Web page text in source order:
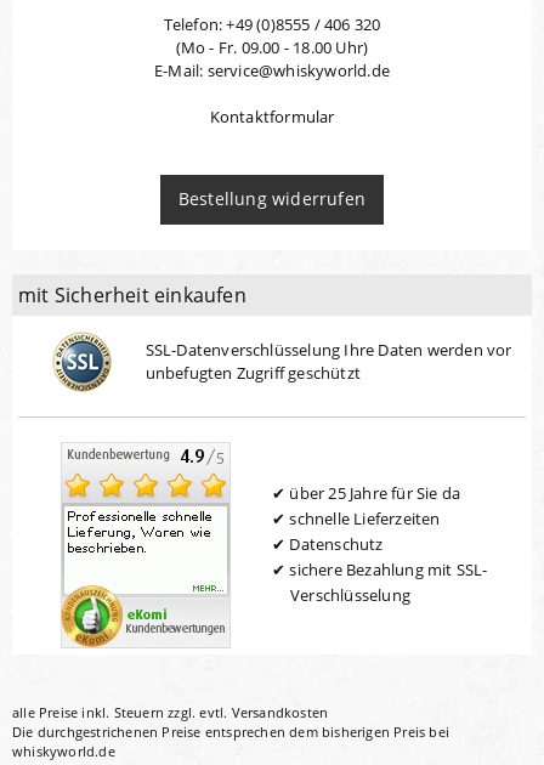
Telefon: +49 (0)8555 / 406 320
(Mo - Fr. 09.00 - 18.00 Uhr)
E-Mail: service@whiskyworld.de
Kontaktformular
Bestellung widerrufen
mit Sicherheit einkaufen
SSL-Datenverschlüsselung Ihre Daten werden vor
unbefugten Zugriff geschützt
über 25 Jahre für Sie da
schnelle Lieferzeiten
Datenschutz
sichere Bezahlung mit SSL-
Verschlüsselung
alle Preise inkl. Steuern zzgl. evtl. Versandkosten
Die durchgestrichenen Preise entsprechen dem bisherigen Preis bei
whiskyworld.de